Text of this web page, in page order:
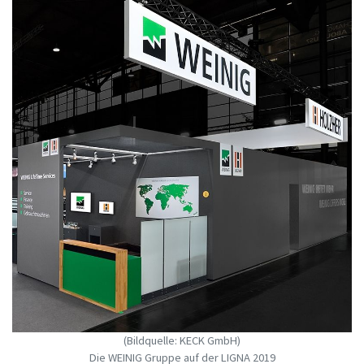
(Bildquelle: KECK GmbH)
Die WEINIG Gruppe auf der LIGNA 2019